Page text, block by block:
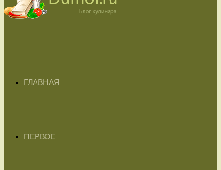
ГЛАВНАЯ
ПЕРВОЕ